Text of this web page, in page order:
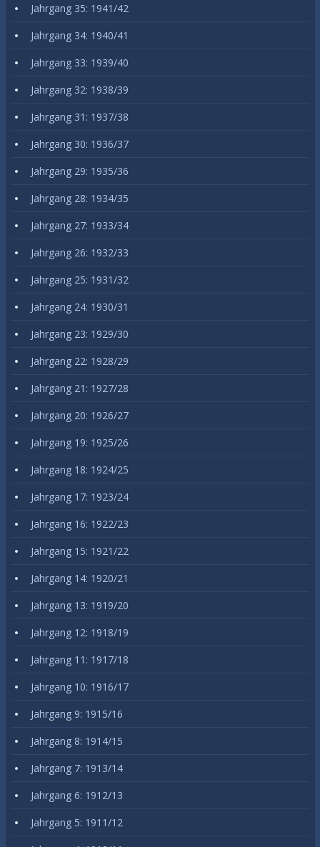
Jahrgang 35: 1941/42
Jahrgang 34: 1940/41
Jahrgang 33: 1939/40
Jahrgang 32: 1938/39
Jahrgang 31: 1937/38
Jahrgang 30: 1936/37
Jahrgang 29: 1935/36
Jahrgang 28: 1934/35
Jahrgang 27: 1933/34
Jahrgang 26: 1932/33
Jahrgang 25: 1931/32
Jahrgang 24: 1930/31
Jahrgang 23: 1929/30
Jahrgang 22: 1928/29
Jahrgang 21: 1927/28
Jahrgang 20: 1926/27
Jahrgang 19: 1925/26
Jahrgang 18: 1924/25
Jahrgang 17: 1923/24
Jahrgang 16: 1922/23
Jahrgang 15: 1921/22
Jahrgang 14: 1920/21
Jahrgang 13: 1919/20
Jahrgang 12: 1918/19
Jahrgang 11: 1917/18
Jahrgang 10: 1916/17
Jahrgang 9: 1915/16
Jahrgang 8: 1914/15
Jahrgang 7: 1913/14
Jahrgang 6: 1912/13
Jahrgang 5: 1911/12